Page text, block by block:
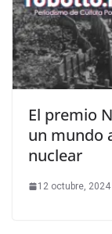
El premio
un mundo
nuclear
12 octubre, 2024